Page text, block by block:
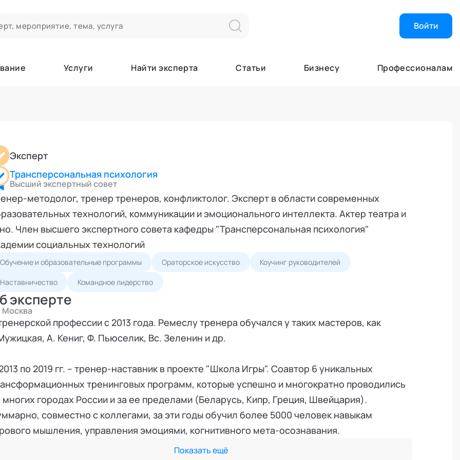
Войти
Услуги Найти эксперта Статьи Бизнесу Профессионалам
Эксперт
Трансперсональная психология
Высший экспертный совет
методолог, тренер тренеров, конфликтолог. Эксперт в области современных
технологий, коммуникации и эмоционального интеллекта. Актер театра и
Член высшего экспертного совета кафедры "Трансперсональная психология"
социальных технологий
Обучение и образовательные программы Ораторское искусство Коучинг руководителей
Наставничество Командное лидерство
эксперте
Москва
профессии с 2013 года. Ремеслу тренера обучался у таких мастеров, как
А. Кениг, Ф. Пьюселик, Вс. Зеленин и др.
по 2019 гг. – тренер-наставник в проекте "Школа Игры". Соавтор 6 уникальных
тренинговых программ, которые успешно и многократно проводились
многих городах России и за ее пределами (Беларусь, Кипр, Греция, Швейцария).
совместно с коллегами, за эти годы обучил более 5000 человек навыкам
мышления, управления эмоциями, когнитивного мета-осознавания.
года веду консультационную практику. Разрабатываю и провожу корпоративные
Показать ещё
Найти эксперта
Об Академии